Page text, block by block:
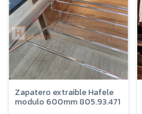
Zapatero extraible Hafele
modulo 600mm 805.93.471